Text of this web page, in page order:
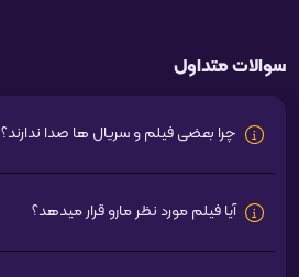
سوالات متداول
چرا بعضی فیلم و سریال ها صدا ندارند؟
آیا فیلم مورد نظر مارو قرار میدهد؟